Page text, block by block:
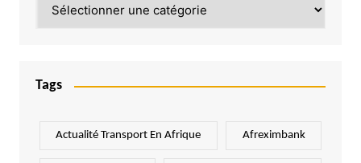
Tags
Actualité Transport En Afrique Afreximbank